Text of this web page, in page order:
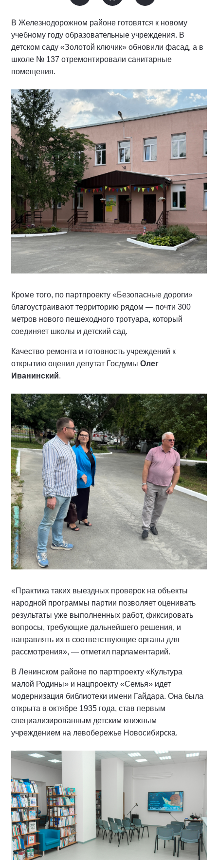
В Железнодорожном районе готовятся к новому
учебному году образовательные учреждения. В
детском саду «Золотой ключик» обновили фасад, а в
школе № 137 отремонтировали санитарные
помещения.
Кроме того, по партпроекту «Безопасные дороги»
благоустраивают территорию рядом — почти 300
метров нового пешеходного тротуара, который
соединяет школы и детский сад.
Качество ремонта и готовность учреждений к
открытию оценил депутат Госдумы Олег
Иванинский.
«Практика таких выездных проверок на объекты
народной программы партии позволяет оценивать
результаты уже выполненных работ, фиксировать
вопросы, требующие дальнейшего решения, и
направлять их в соответствующие органы для
рассмотрения», — отметил парламентарий.
В Ленинском районе по партпроекту «Культура
малой Родины» и нацпроекту «Семья» идет
модернизация библиотеки имени Гайдара. Она была
открыта в октябре 1935 года, став первым
специализированным детским книжным
учреждением на левобережье Новосибирска.